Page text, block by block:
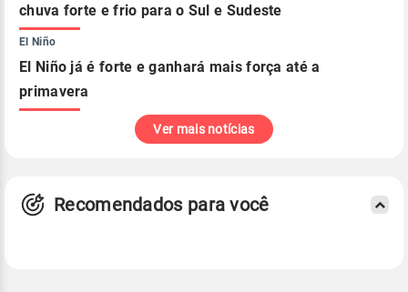
chuva forte e frio para o Sul e Sudeste
El Niño
El Niño já é forte e ganhará mais força até a
primavera
Ver mais notícias
Recomendados para você